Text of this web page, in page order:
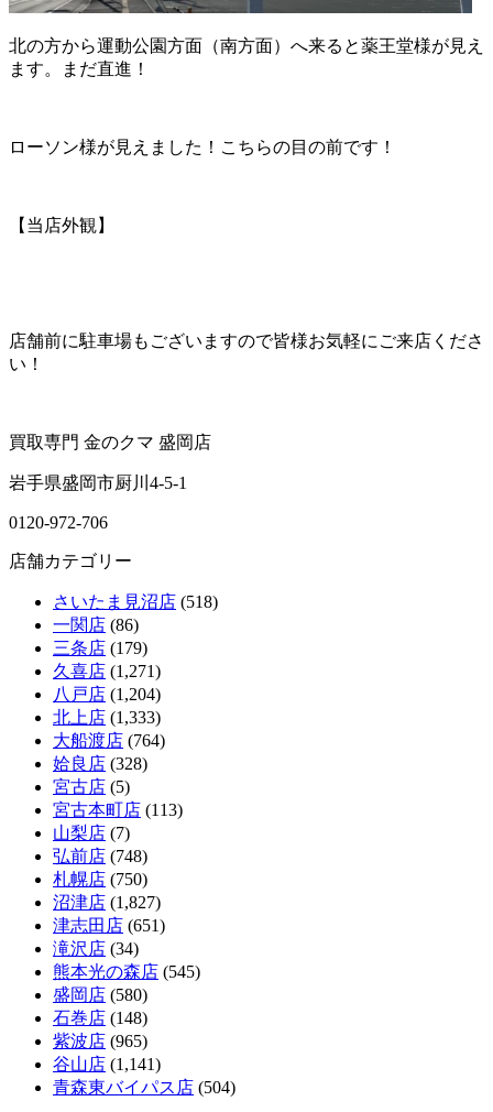
北の方から運動公園方面（南方面）へ来ると薬王堂様が見え
ます。まだ直進！
ローソン様が見えました！こちらの目の前です！
【当店外観】
店舗前に駐車場もございますので皆様お気軽にご来店くださ
い！
買取専門 金のクマ 盛岡店
岩手県盛岡市厨川4-5-1
0120-972-706
店舗カテゴリー
さいたま見沼店 (518)
一関店 (86)
三条店 (179)
久喜店 (1,271)
八戸店 (1,204)
北上店 (1,333)
大船渡店 (764)
姶良店 (328)
宮古店 (5)
宮古本町店 (113)
山梨店 (7)
弘前店 (748)
札幌店 (750)
沼津店 (1,827)
津志田店 (651)
滝沢店 (34)
熊本光の森店 (545)
盛岡店 (580)
石巻店 (148)
紫波店 (965)
谷山店 (1,141)
青森東バイパス店 (504)